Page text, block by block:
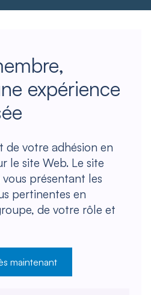
expérience
de votre adhésion en
le site Web. Le site
vous présentant les
pertinentes en
de votre rôle et
maintenant